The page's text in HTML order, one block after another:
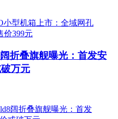
折叠旗舰曝光：首发安
万元